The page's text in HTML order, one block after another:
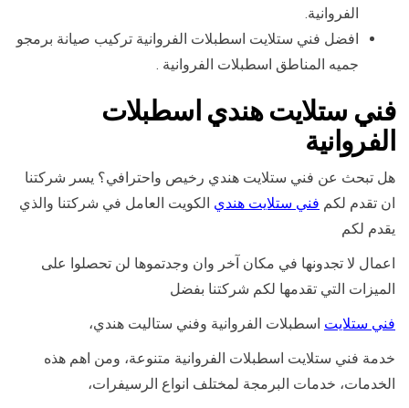
الفروانية.
افضل فني ستلايت اسطبلات الفروانية تركيب صيانة برمجو
جميه المناطق اسطبلات الفروانية .
فني ستلايت هندي اسطبلات
الفروانية
هل تبحث عن فني ستلايت هندي رخيص واحترافي؟ يسر شركتنا
ان تقدم لكم فني ستلايت هندي الكويت العامل في شركتنا والذي
يقدم لكم
اعمال لا تجدونها في مكان آخر وان وجدتموها لن تحصلوا على
الميزات التي تقدمها لكم شركتنا بفضل
فني ستلايت اسطبلات الفروانية وفني ستاليت هندي،
خدمة فني ستلايت اسطبلات الفروانية متنوعة، ومن اهم هذه
الخدمات، خدمات البرمجة لمختلف انواع الرسيفرات،